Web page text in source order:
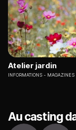
Atelier jardin
INFORMATIONS MAGAZINES
Au casting